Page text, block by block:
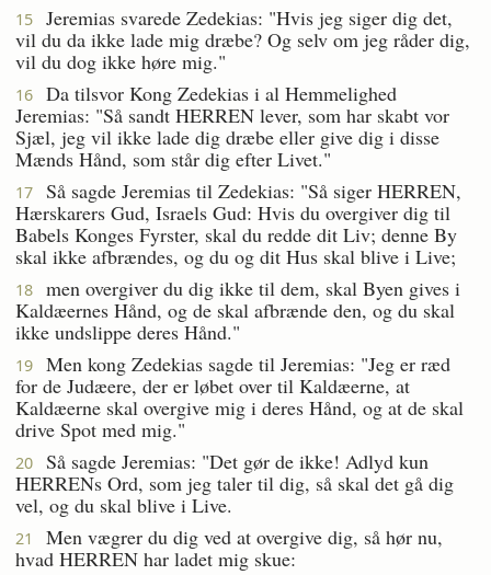
15
Jeremias svarede Zedekias: "Hvis jeg siger dig det,
vil du da ikke lade mig dræbe? Og selv om jeg råder dig,
vil du dog ikke høre mig."
16
Da tilsvor Kong Zedekias i al Hemmelighed
Jeremias: "Så sandt HERREN lever, som har skabt vor
Sjæl, jeg vil ikke lade dig dræbe eller give dig i disse
Mænds Hånd, som står dig efter Livet."
17
Så sagde Jeremias til Zedekias: "Så siger HERREN,
Hærskarers Gud, Israels Gud: Hvis du overgiver dig til
Babels Konges Fyrster, skal du redde dit Liv; denne By
skal ikke afbrændes, og du og dit Hus skal blive i Live;
18
men overgiver du dig ikke til dem, skal Byen gives i
Kaldæernes Hånd, og de skal afbrænde den, og du skal
ikke undslippe deres Hånd."
19
Men kong Zedekias sagde til Jeremias: "Jeg er ræd
for de Judæere, der er løbet over til Kaldæerne, at
Kaldæerne skal overgive mig i deres Hånd, og at de skal
drive Spot med mig."
20
Så sagde Jeremias: "Det gør de ikke! Adlyd kun
HERRENs Ord, som jeg taler til dig, så skal det gå dig
vel, og du skal blive i Live.
21
Men vægrer du dig ved at overgive dig, så hør nu,
hvad HERREN har ladet mig skue: